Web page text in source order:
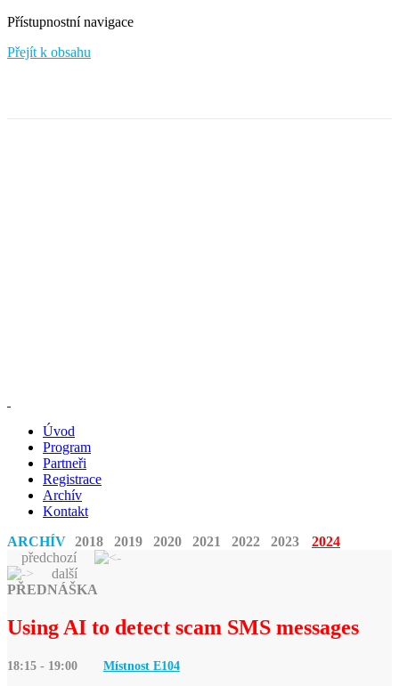
Přístupnostní navigace
Přejít k obsahu
Úvod
Program
Partneři
Registrace
Archív
Kontakt
ARCHÍV 2018 2019 2020 2021 2022 2023
2024
předchozí
další
PŘEDNÁŠKA
Using AI to detect scam SMS messages
18:15 - 19:00 Místnost E104